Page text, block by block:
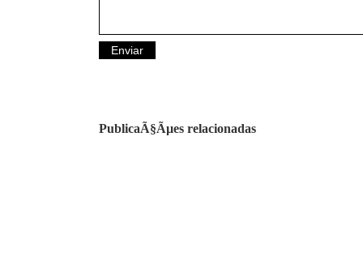
PublicaÃ§Ãµes relacionadas